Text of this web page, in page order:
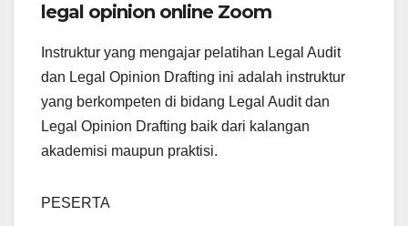
legal opinion online Zoom
Instruktur yang mengajar pelatihan Legal Audit
dan Legal Opinion Drafting ini adalah instruktur
yang berkompeten di bidang Legal Audit dan
Legal Opinion Drafting baik dari kalangan
akademisi maupun praktisi.
PESERTA